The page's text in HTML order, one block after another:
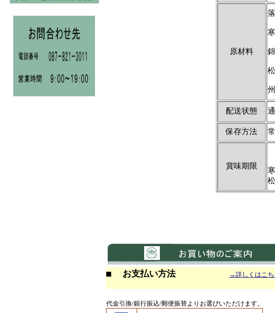
原材料
配送状態
保存方法
賞味期限
お支払い方法 →詳しくはこち
代金引換/銀行振込/郵便振替よりお選びいただけます。